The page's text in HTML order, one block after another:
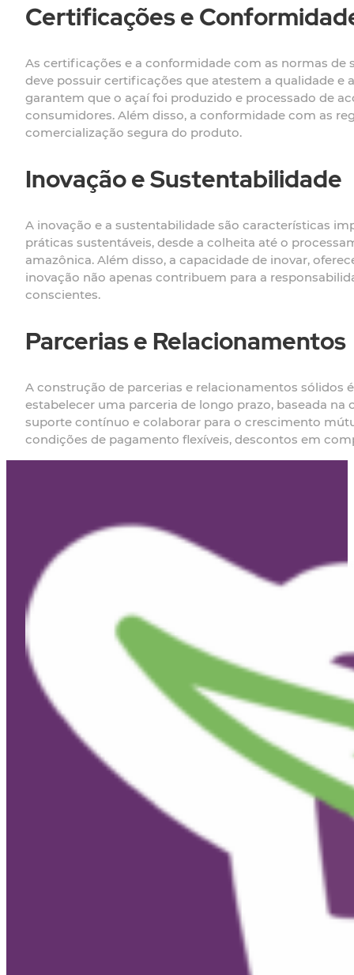
Certificações e
As certificações e a conformidade com as normas de
deve possuir certificações que atestem a qualidade e
garantem que o açaí foi produzido e processado de
consumidores. Além disso, a conformidade com as
comercialização segura do produto.
Inovação e Sustentabilidade
A inovação e a sustentabilidade são características
práticas sustentáveis, desde a colheita até o
amazônica. Além disso, a capacidade de inovar,
inovação não apenas contribuem para a
conscientes.
Parcerias e Relacionamentos
A construção de parcerias e relacionamentos sólidos
estabelecer uma parceria de longo prazo, baseada
suporte contínuo e colaborar para o crescimento
condições de pagamento flexíveis, descontos em